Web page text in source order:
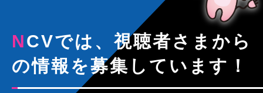
NCVでは、視聴者さまから
の情報を募集しています！